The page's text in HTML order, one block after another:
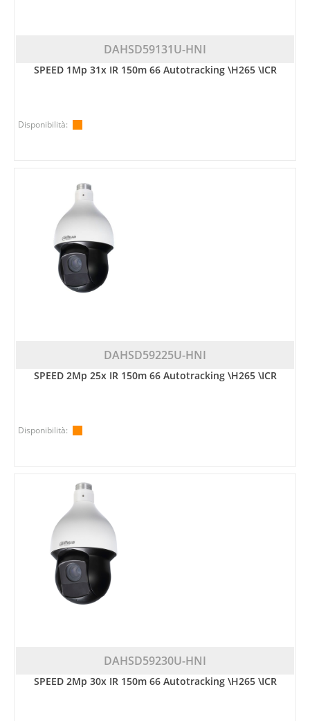
DAHSD59131U-HNI
SPEED 1Mp 31x IR 150m 66 Autotracking \H265 \ICR
Disponibilità:
DAHSD59225U-HNI
SPEED 2Mp 25x IR 150m 66 Autotracking \H265 \ICR
Disponibilità:
DAHSD59230U-HNI
SPEED 2Mp 30x IR 150m 66 Autotracking \H265 \ICR